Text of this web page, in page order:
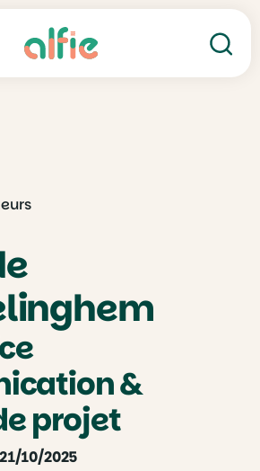
&
projet
10/2025